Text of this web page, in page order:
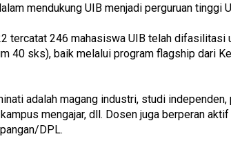
mendukung UIB menjadi perguruan tinggi
tercatat 246 mahasiswa UIB telah difasilitasi
40 sks), baik melalui program flagship dari
adalah magang industri, studi independen,
mengajar, dll. Dosen juga berperan
DPL.